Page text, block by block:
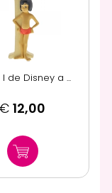
I de Disney a ...
€ 12,00